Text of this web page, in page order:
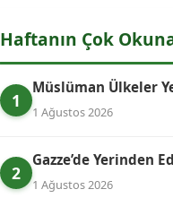
Haftanın Çok
1
Müslüman Ülkeler
1 Ağustos 2026
2
Gazze’de Yerinden
1 Ağustos 2026